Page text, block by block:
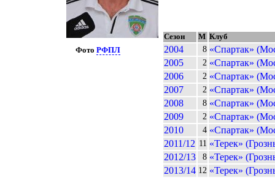
Фото РФПЛ
Сезон М Клуб
2004 8 «Спартак»
2005
2 «Спартак»
2006
2 «Спартак»
2007
2 «Спартак»
2008
8 «Спартак»
2009
2 «Спартак»
2010
4 «Спартак»
2011/12 11 «Терек»
2012/13
8 «Терек»
2013/14 12 «Терек»